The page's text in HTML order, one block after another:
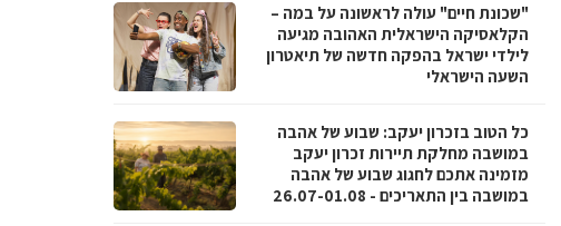
"שכונת חיים" עולה לראשונה על במה –
הקלאסיקה הישראלית האהובה מגיעה
לילדי ישראל בהפקה חדשה של תיאטרון
השעה הישראלי
כל הטוב בזכרון יעקב: שבוע של אהבה
במושבה מחלקת תיירות זכרון יעקב
מזמינה אתכם לחגוג שבוע של אהבה
במושבה בין התאריכים - 26.07-01.08